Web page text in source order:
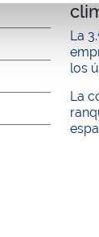
La
los
La